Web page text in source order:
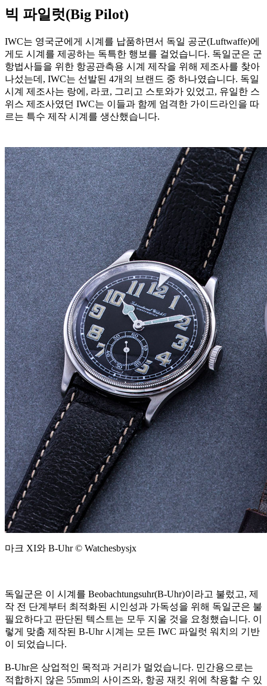
빅 파일럿(Big Pilot)
IWC는 영국군에게 시계를 납품하면서 독일 공군(Luftwaffe)에
게도 시계를 제공하는 독특한 행보를 걸었습니다. 독일군은 군
항법사들을 위한 항공관측용 시계 제작을 위해 제조사를 찾아
나섰는데, IWC는 선발된 4개의 브랜드 중 하나였습니다. 독일
시계 제조사는 랑에, 라코, 그리고 스토와가 있었고, 유일한 스
위스 제조사였던 IWC는 이들과 함께 엄격한 가이드라인을 따
르는 특수 제작 시계를 생산했습니다.
마크 XI와 B-Uhr © Watchesbysjx
독일군은 이 시계를 Beobachtungsuhr(B-Uhr)이라고 불렀고, 제
작 전 단계부터 최적화된 시인성과 가독성을 위해 독일군은 불
필요하다고 판단된 텍스트는 모두 지울 것을 요청했습니다. 이
렇게 맞춤 제작된 B-Uhr 시계는 모든 IWC 파일럿 워치의 기반
이 되었습니다.
B-Uhr은 상업적인 목적과 거리가 멀었습니다. 민간용으로는
적합하지 않은 55mm의 사이즈와, 항공 재킷 위에 착용할 수 있